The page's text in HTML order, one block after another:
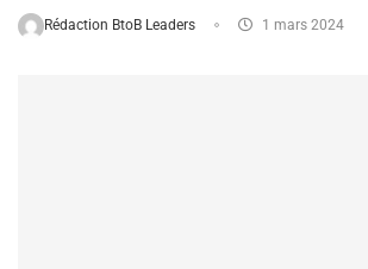
Rédaction BtoB Leaders 1 mars 2024